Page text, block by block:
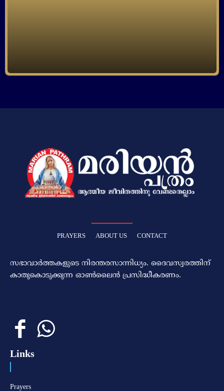
PRAYERS ABOUT US CONTACT
സഭാവാര്‍ത്തകളുടെ നിരന്തരസാന്നിധ്യം. ദൈവസ്വരത്തിന്‌
കാതുകൊടുക്കുന്ന ഓണ്‍ലൈന്‍ പ്രസിദ്ധീകരണം.
Links
Prayers